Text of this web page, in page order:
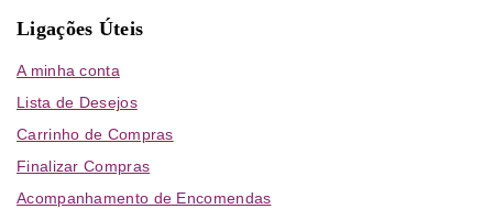
Ligações Úteis
A minha conta
Lista de Desejos
Carrinho de Compras
Finalizar Compras
Acompanhamento de Encomendas